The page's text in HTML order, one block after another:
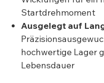
Startdrehmoment
Ausgelegt auf
hochwertige Lager
Lebensdauer